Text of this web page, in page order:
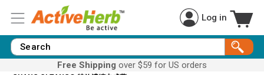
Log in
Free Shipping over $59 for US orders